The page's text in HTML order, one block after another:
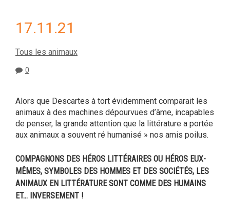
17.11.21
Tous les animaux
0
Alors que Descartes à tort évidemment comparait les
animaux à des machines dépourvues d’âme, incapables
de penser, la grande attention que la littérature a portée
aux animaux a souvent ré humanisé » nos amis poilus.
COMPAGNONS DES HÉROS LITTÉRAIRES OU HÉROS EUX-
MÊMES, SYMBOLES DES HOMMES ET DES SOCIÉTÉS, LES
ANIMAUX EN LITTÉRATURE SONT COMME DES HUMAINS
ET… INVERSEMENT !